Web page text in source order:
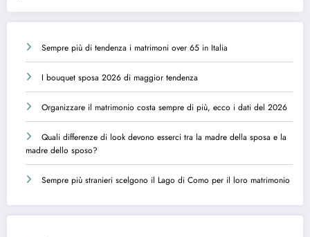
Sempre più di tendenza i matrimoni over 65 in Italia
I bouquet sposa 2026 di maggior tendenza
Organizzare il matrimonio costa sempre di più, ecco i dati del 2026
Quali differenze di look devono esserci tra la madre della sposa e la
madre dello sposo?
Sempre più stranieri scelgono il Lago di Como per il loro matrimonio